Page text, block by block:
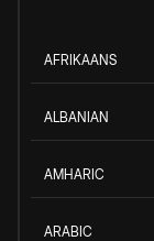
AFRIKAANS
ALBANIAN
AMHARIC
ARABIC